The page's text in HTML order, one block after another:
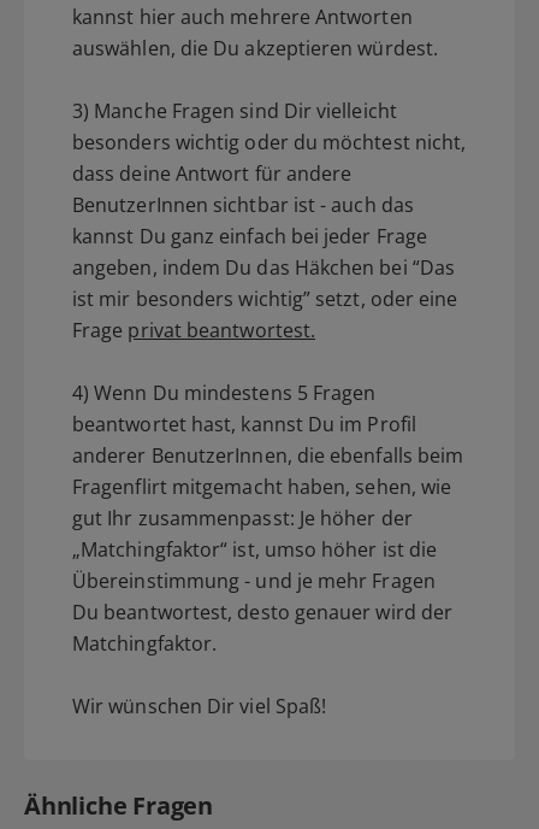
kannst hier auch mehrere Antworten
auswählen, die Du akzeptieren würdest.
3) Manche Fragen sind Dir vielleicht
besonders wichtig oder du möchtest nicht,
dass deine Antwort für andere
BenutzerInnen sichtbar ist - auch das
kannst Du ganz einfach bei jeder Frage
angeben, indem Du das Häkchen bei “Das
ist mir besonders wichtig” setzt, oder eine
Frage privat beantwortest.
4) Wenn Du mindestens 5 Fragen
beantwortet hast, kannst Du im Profil
anderer BenutzerInnen, die ebenfalls beim
Fragenflirt mitgemacht haben, sehen, wie
gut Ihr zusammenpasst: Je höher der
„Matchingfaktor“ ist, umso höher ist die
Übereinstimmung - und je mehr Fragen
Du beantwortest, desto genauer wird der
Matchingfaktor.
Wir wünschen Dir viel Spaß!
Ähnliche Fragen